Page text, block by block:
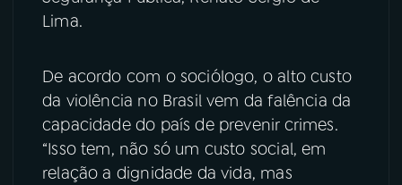
TikTok
Lima.
De acordo com o sociólogo, o alto custo
da violência no Brasil vem da falência da
capacidade do país de prevenir crimes.
“Isso tem, não só um custo social, em
relação a dignidade da vida, mas